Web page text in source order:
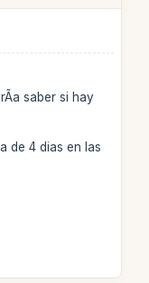
saber si hay
de 4 dias en las